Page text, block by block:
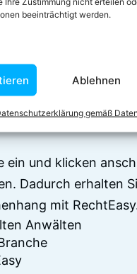
beeinträchtigt werden.
Ablehnen
gemäß
7500
wurden
ein und klicken
Dadurch erhalten
mit
Anwälten